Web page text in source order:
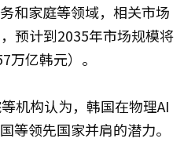
和家庭等领域，相关市场
预计到2035年市场规模将
万亿韩元）。
机构认为，韩国在物理AI
等领先国家并肩的潜力。